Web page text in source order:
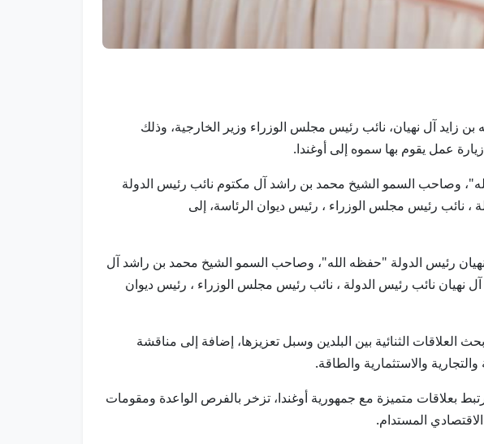
بن زايد آل نهيان، نائب رئيس مجلس الوزراء وزير الخارجية، وذلك
عمل يقوم بها سموه إلى أوغندا.
وصاحب السمو الشيخ محمد بن راشد آل مكتوم نائب رئيس الدولة
، نائب رئيس مجلس الوزراء ، رئيس ديوان الرئاسة، إلى
رئيس الدولة "حفظه الله"، وصاحب السمو الشيخ محمد بن راشد آل
نهيان نائب رئيس الدولة ، نائب رئيس مجلس الوزراء ، رئيس ديوان
الثنائية بين البلدين وسبل تعزيزها، إضافة إلى مناقشة
والاستثمارية والطاقة.
بعلاقات متميزة مع جمهورية أوغندا، تزخر بالفرص الواعدة ومقومات
المستدام.